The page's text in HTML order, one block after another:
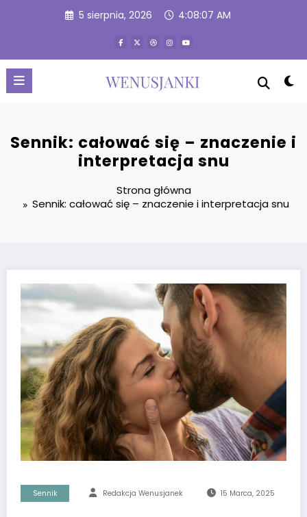
5 sierpnia, 2026 4:08:08 AM
Sennik: całować się – znaczenie i
interpretacja snu
Strona główna
Sennik: całować się – znaczenie i interpretacja snu
Sennik Redakcja Wenusjanek 15 Marca, 2025